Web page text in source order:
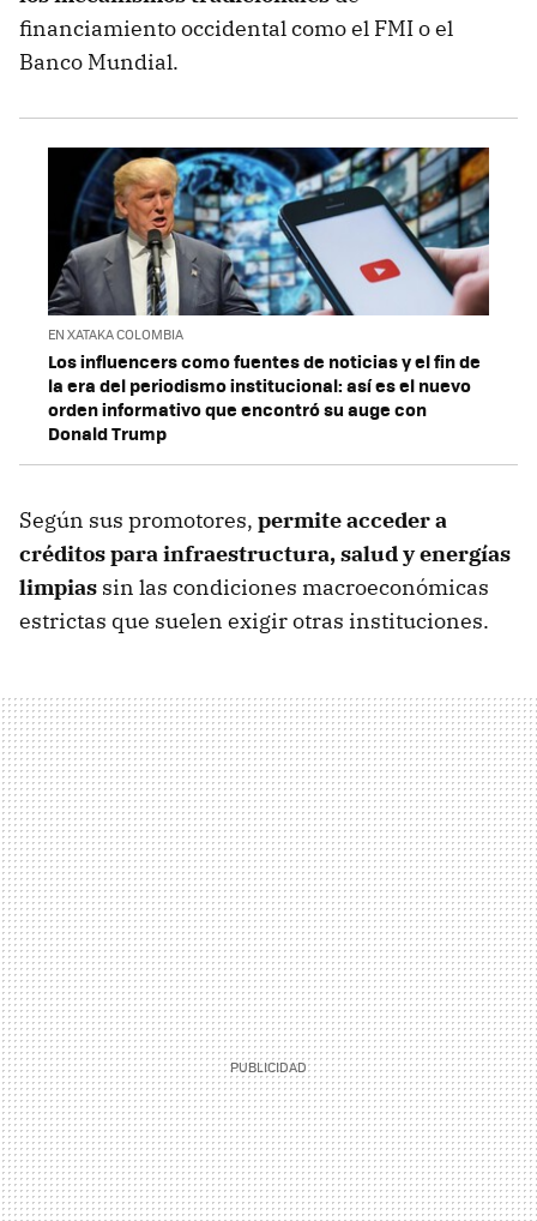
financiamiento occidental como el FMI o el
Banco Mundial.
EN XATAKA COLOMBIA
Los influencers como fuentes de noticias y el fin de
la era del periodismo institucional: así es el nuevo
orden informativo que encontró su auge con
Donald Trump
Según sus promotores, permite acceder a
créditos para infraestructura, salud y energías
limpias sin las condiciones macroeconómicas
estrictas que suelen exigir otras instituciones.